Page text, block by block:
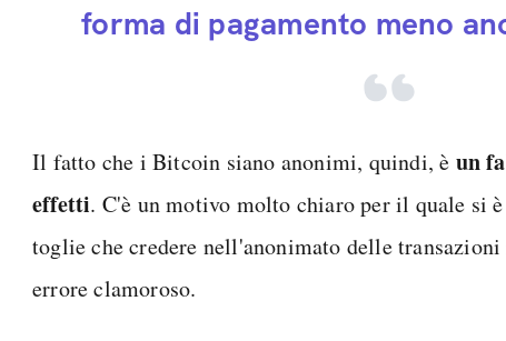
forma di pagamento meno
Il fatto che i Bitcoin siano anonimi, quindi, è un
effetti. C'è un motivo molto chiaro per il quale si
toglie che credere nell'anonimato delle
errore clamoroso.